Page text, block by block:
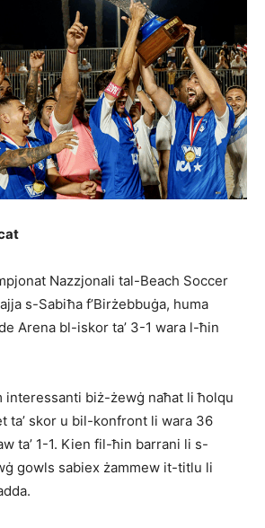
Nazzjonali tal-Beach Soccer
s-Sabiħa f’Birżebbuġa, huma
Arena bl-iskor ta’ 3-1 wara l-ħin
interessanti biż-żewġ naħat li ħolqu
ta’ skor u bil-konfront li wara 36
ta’ 1-1. Kien fil-ħin barrani li s-
gowls sabiex żammew it-titlu li